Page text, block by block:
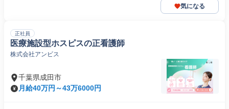
気になる
正社員
医療施設型ホスピスの正看護師
株式会社アンビス
千葉県成田市
月給40万円～43万6000円